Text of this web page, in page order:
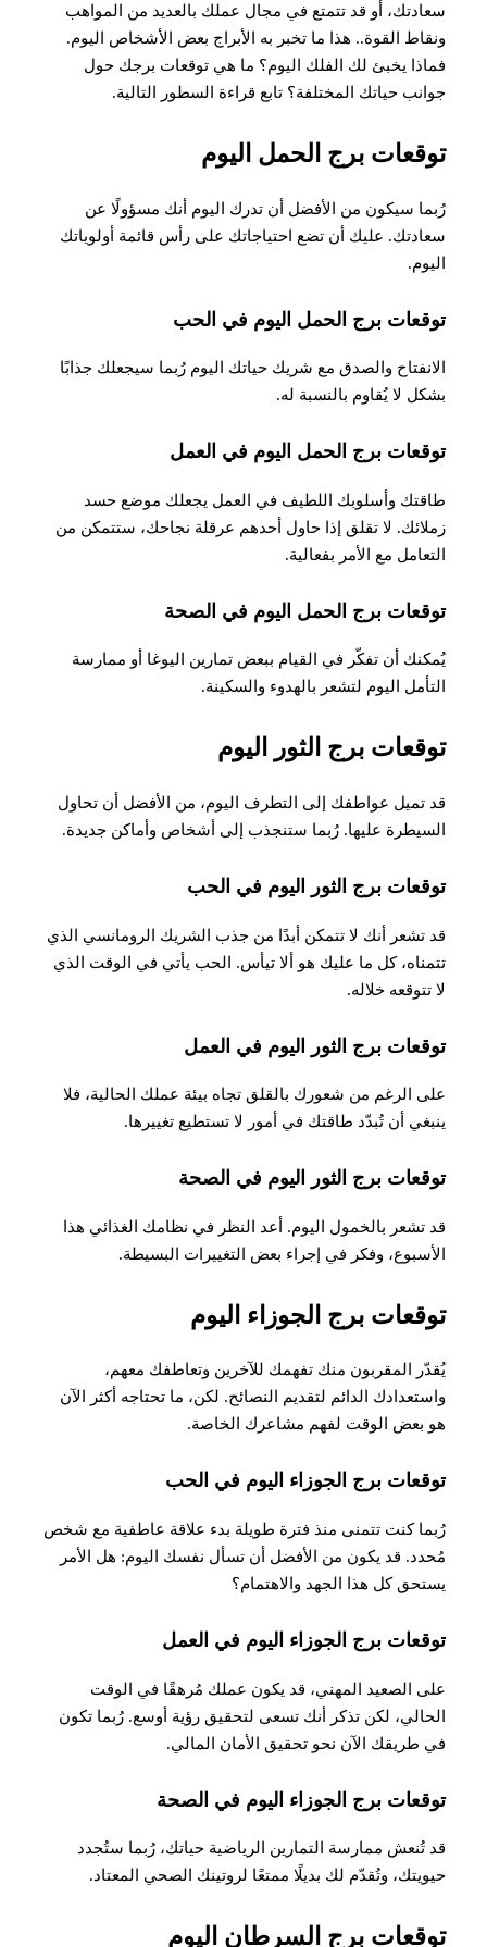
سعادتك، أو قد تتمتع في مجال عملك بالعديد من المواهب
ونقاط القوة.. هذا ما تخبر به الأبراج بعض الأشخاص اليوم.
فماذا يخبئ لك الفلك اليوم؟ ما هي توقعات برجك حول
جوانب حياتك المختلفة؟ تابع قراءة السطور التالية.
توقعات برج الحمل اليوم
رُبما سيكون من الأفضل أن تدرك اليوم أنك مسؤولًا عن
سعادتك. عليك أن تضع احتياجاتك على رأس قائمة أولوياتك
اليوم.
توقعات برج الحمل اليوم في الحب
الانفتاح والصدق مع شريك حياتك اليوم رُبما سيجعلك جذابًا
بشكل لا يُقاوم بالنسبة له.
توقعات برج الحمل اليوم في العمل
طاقتك وأسلوبك اللطيف في العمل يجعلك موضع حسد
زملائك. لا تقلق إذا حاول أحدهم عرقلة نجاحك، ستتمكن من
التعامل مع الأمر بفعالية.
توقعات برج الحمل اليوم في الصحة
يُمكنك أن تفكّر في القيام ببعض تمارين اليوغا أو ممارسة
التأمل اليوم لتشعر بالهدوء والسكينة.
توقعات برج الثور اليوم
قد تميل عواطفك إلى التطرف اليوم، من الأفضل أن تحاول
السيطرة عليها. رُبما ستنجذب إلى أشخاص وأماكن جديدة.
توقعات برج الثور اليوم في الحب
قد تشعر أنك لا تتمكن أبدًا من جذب الشريك الرومانسي الذي
تتمناه، كل ما عليك هو ألا تيأس. الحب يأتي في الوقت الذي
لا تتوقعه خلاله.
توقعات برج الثور اليوم في العمل
على الرغم من شعورك بالقلق تجاه بيئة عملك الحالية، فلا
ينبغي أن تُبدّد طاقتك في أمور لا تستطيع تغييرها.
توقعات برج الثور اليوم في الصحة
​​قد تشعر بالخمول اليوم. أعد النظر في نظامك الغذائي هذا
الأسبوع، وفكر في إجراء بعض التغييرات البسيطة.
توقعات برج الجوزاء اليوم
يُقدّر المقربون منك تفهمك للآخرين وتعاطفك معهم،
واستعدادك الدائم لتقديم النصائح. لكن، ما تحتاجه أكثر الآن
هو بعض الوقت لفهم مشاعرك الخاصة.
توقعات برج الجوزاء اليوم في الحب
رُبما كنت تتمنى منذ فترة طويلة بدء علاقة عاطفية مع شخص
مُحدد. قد يكون من الأفضل أن تسأل نفسك اليوم: هل الأمر
يستحق كل هذا الجهد والاهتمام؟
توقعات برج الجوزاء اليوم في العمل
على الصعيد المهني، قد يكون عملك مُرهقًا في الوقت
الحالي، لكن تذكر أنك تسعى لتحقيق رؤية أوسع. رُبما تكون
في طريقك الآن نحو تحقيق الأمان المالي.
توقعات برج الجوزاء اليوم في الصحة
​​قد تُنعش ممارسة التمارين الرياضية حياتك، رُبما ستُجدد
حيويتك، وتُقدّم لك بديلًا ممتعًا لروتينك الصحي المعتاد.
توقعات برج السرطان اليوم